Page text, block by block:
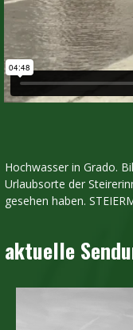
Hochwasser in Grado.
Urlaubsorte der
gesehen haben.
aktuelle